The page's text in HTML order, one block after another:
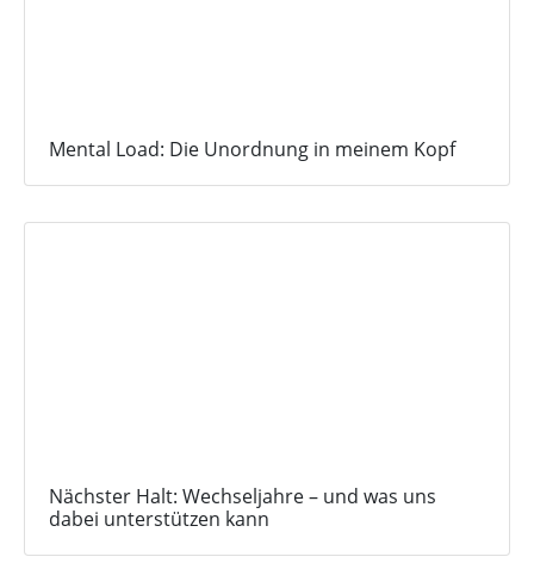
Mental Load: Die Unordnung in meinem Kopf
Nächster Halt: Wechseljahre – und was uns
dabei unterstützen kann